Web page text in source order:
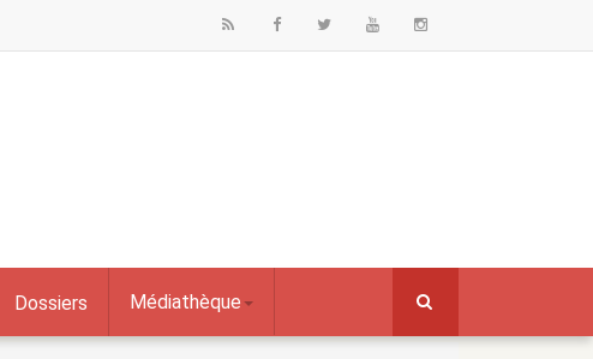
Dossiers Médiathèque